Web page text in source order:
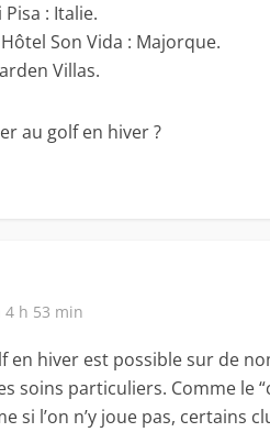
Pisa : Italie.
Son Vida : Majorque.
Villas.
au golf en hiver ?
4 h 53 min
en hiver est possible sur de
soins particuliers. Comme le
si l’on n’y joue pas, certains